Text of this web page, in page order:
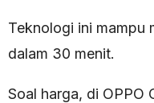
Teknologi ini mampu
dalam 30 menit.
Soal harga, di OPPO